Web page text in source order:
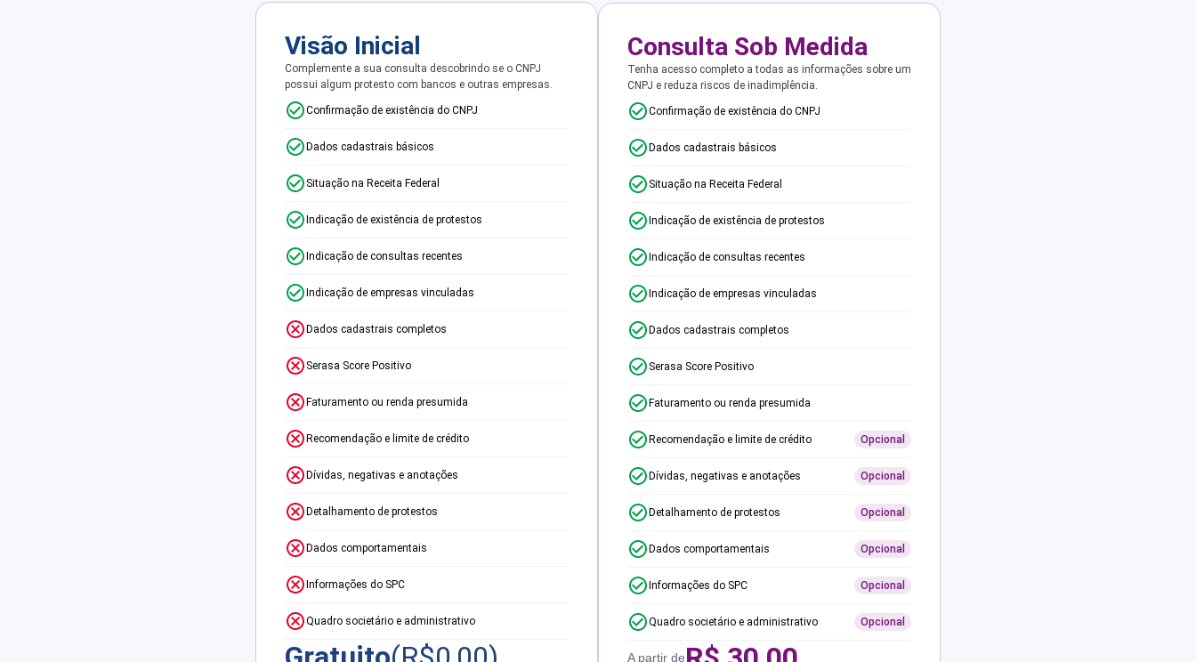
Visão Inicial
Complemente a sua consulta descobrindo se o CNPJ
possui algum protesto com bancos e outras empresas.
Confirmação de existência do CNPJ
Dados cadastrais básicos
Situação na Receita Federal
Indicação de existência de protestos
Indicação de consultas recentes
Indicação de empresas vinculadas
Dados cadastrais completos
Serasa Score Positivo
Faturamento ou renda presumida
Recomendação e limite de crédito
Dívidas, negativas e anotações
Detalhamento de protestos
Dados comportamentais
Informações do SPC
Quadro societário e administrativo
Consulta Sob Medida
Tenha acesso completo a todas as informações sobre um
CNPJ e reduza riscos de inadimplência.
Confirmação de existência do CNPJ
Dados cadastrais básicos
Situação na Receita Federal
Indicação de existência de protestos
Indicação de consultas recentes
Indicação de empresas vinculadas
Dados cadastrais completos
Serasa Score Positivo
Faturamento ou renda presumida
Recomendação e limite de crédito Opcional
Dívidas, negativas e anotações Opcional
Detalhamento de protestos Opcional
Dados comportamentais Opcional
Informações do SPC Opcional
Quadro societário e administrativo Opcional
A partir de